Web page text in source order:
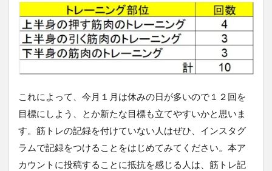
これによって、今月１月は休みの日が多いので１２回を
目標にしよう、とか新たな目標も立てやすいかと思いま
す。筋トレの記録を付けていない人はぜひ、インスタグ
ラムで記録をつけることをはじめてみてください。本ア
カウントに投稿することに抵抗を感じる人は、筋トレ記